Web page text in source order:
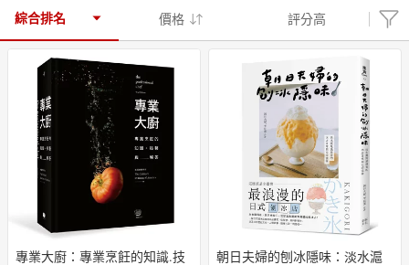
居家生活 3C家電 親子玩具
女裝 男裝 化妝保養 情趣用品
日本購物 電子/紙本書
綜合排名 價格 評分高
專業大廚：專業烹飪的知識.技
朝日夫婦的刨冰隱味：淡水滬